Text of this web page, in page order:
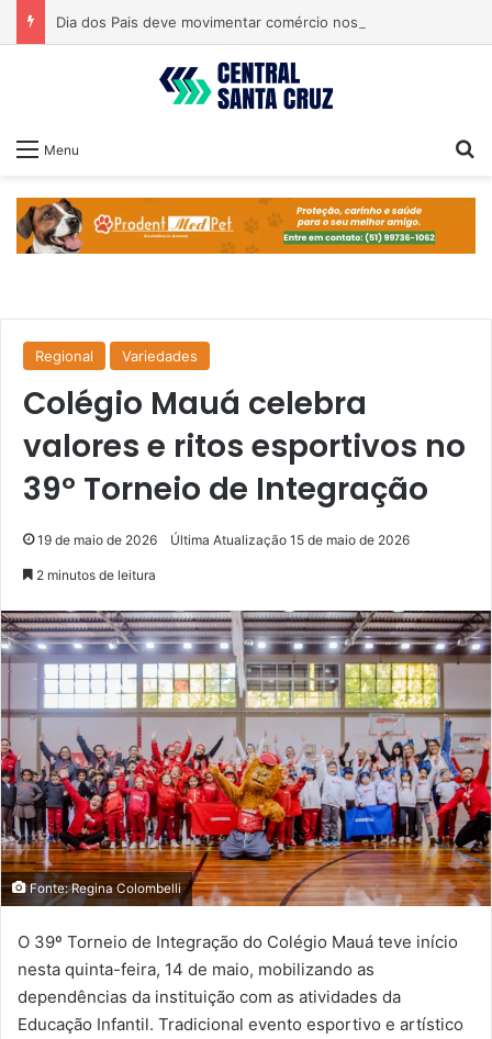
Menu
Regional Variedades
Colégio Mauá celebra
valores e ritos esportivos no
39º Torneio de Integração
19 de maio de 2026 Última Atualização 15 de maio de 2026
2 minutos de leitura
Fonte: Regina Colombelli
O 39º Torneio de Integração do Colégio Mauá teve início
nesta quinta-feira, 14 de maio, mobilizando as
dependências da instituição com as atividades da
Educação Infantil. Tradicional evento esportivo e artístico